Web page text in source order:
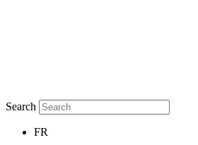
Search
FR